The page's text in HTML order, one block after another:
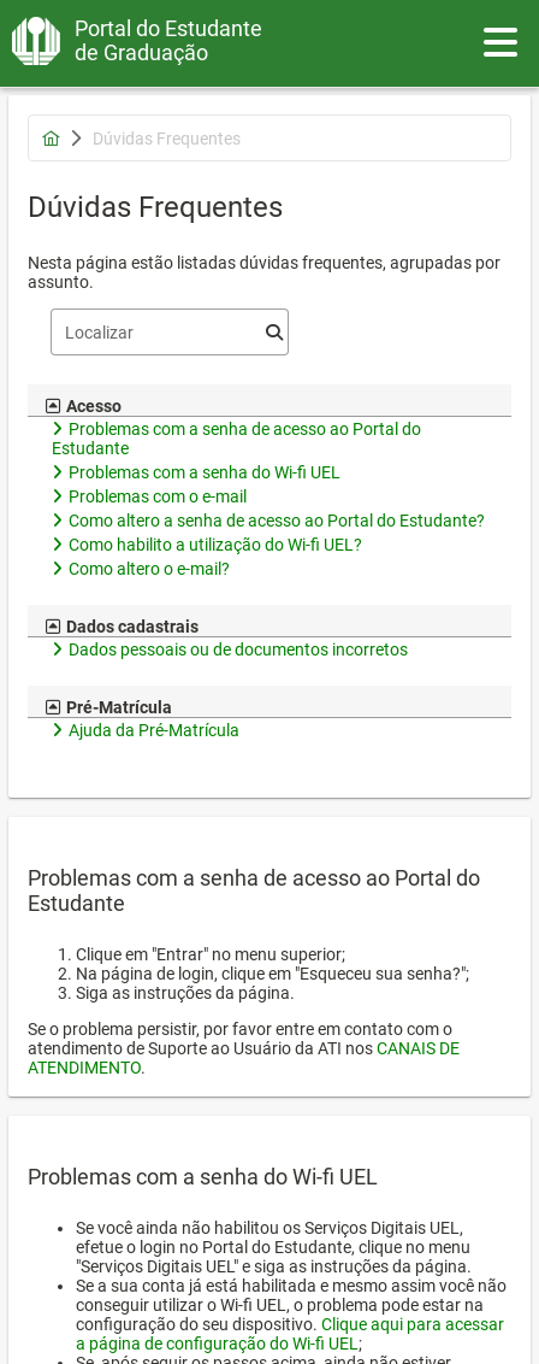
Portal do Estudante
de Graduação
Dúvidas Frequentes
Dúvidas Frequentes
Nesta página estão listadas dúvidas frequentes, agrupadas por
assunto.
Acesso
Problemas com a senha de acesso ao Portal do
Estudante
Problemas com a senha do Wi-fi UEL
Problemas com o e-mail
Como altero a senha de acesso ao Portal do Estudante?
Como habilito a utilização do Wi-fi UEL?
Como altero o e-mail?
Dados cadastrais
Dados pessoais ou de documentos incorretos
Pré-Matrícula
Ajuda da Pré-Matrícula
Problemas com a senha de acesso ao Portal do
Estudante
Clique em "Entrar" no menu superior;
Na página de login, clique em "Esqueceu sua senha?";
Siga as instruções da página.
Se o problema persistir, por favor entre em contato com o
atendimento de Suporte ao Usuário da ATI nosCANAIS DE
ATENDIMENTO.
Problemas com a senha do Wi-fi UEL
Se você ainda não habilitou os Serviços Digitais UEL,
efetue o login no Portal do Estudante, clique no menu
"Serviços Digitais UEL" e siga as instruções da página.
Se a sua conta já está habilitada e mesmo assim você não
conseguir utilizar o Wi-fi UEL, o problema pode estar na
configuração do seu dispositivo. Clique aqui para acessar
a página de configuração do Wi-fi UEL ;